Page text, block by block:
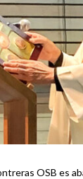
OSB es